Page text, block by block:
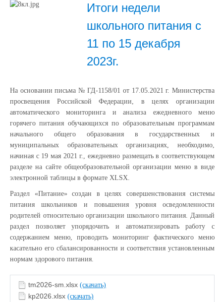
Итоги недели
школьного питания с
11 по 15 декабря
2023г.
На основании письма № ГД-1158/01 от 17.05.2021 г. Министерства
просвещения Российской Федерации, в целях организации
автоматического мониторинга и анализа ежедневного меню
горячего питания обучающихся по образовательным программам
начального общего образования в государственных и
муниципальных образовательных организациях, необходимо,
начиная с 19 мая 2021 г., ежедневно размещать в соответствующем
разделе на сайте общеобразовательной организации меню в виде
электронной таблицы в формате XLSX.
Раздел «Питание» создан в целях совершенствования системы
питания школьников и повышения уровня осведомленности
родителей относительно организации школьного питания. Данный
раздел позволяет упорядочить и автоматизировать работу с
содержанием меню, проводить мониторинг фактического меню
касательно его сбалансированности и соответствия установленным
нормам здорового питания.
tm2026-sm.xlsx (скачать)
kp2026.xlsx (скачать)